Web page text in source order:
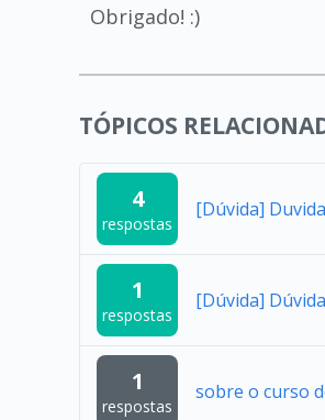
Obrigado! :)
TÓPICOS
4
respostas
[Dúvida]
1
respostas
[Dúvida]
1
respostas
sobre o curso